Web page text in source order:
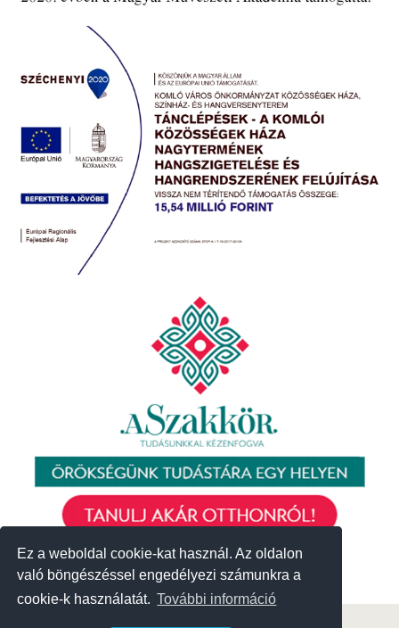
Ez a weboldal cookie-kat használ. Az oldalon
való böngészéssel engedélyezi számunkra a
cookie-k használatát. További információ
Ez a weboldal cookie-kat használ. Az oldalon
való böngészéssel engedélyezi számunkra a
cookie-k használatát. További információ